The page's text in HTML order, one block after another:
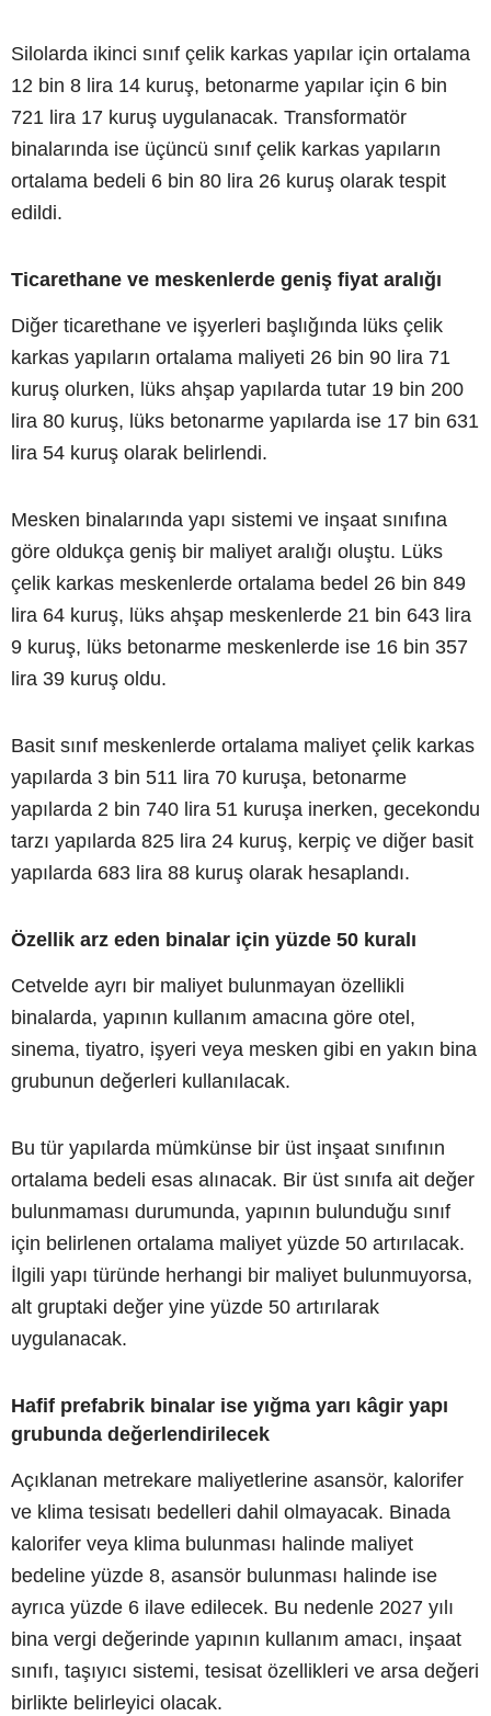
Silolarda ikinci sınıf çelik karkas yapılar için ortalama
12 bin 8 lira 14 kuruş, betonarme yapılar için 6 bin
721 lira 17 kuruş uygulanacak. Transformatör
binalarında ise üçüncü sınıf çelik karkas yapıların
ortalama bedeli 6 bin 80 lira 26 kuruş olarak tespit
edildi.
Ticarethane ve meskenlerde geniş fiyat aralığı
Diğer ticarethane ve işyerleri başlığında lüks çelik
karkas yapıların ortalama maliyeti 26 bin 90 lira 71
kuruş olurken, lüks ahşap yapılarda tutar 19 bin 200
lira 80 kuruş, lüks betonarme yapılarda ise 17 bin 631
lira 54 kuruş olarak belirlendi.
Mesken binalarında yapı sistemi ve inşaat sınıfına
göre oldukça geniş bir maliyet aralığı oluştu. Lüks
çelik karkas meskenlerde ortalama bedel 26 bin 849
lira 64 kuruş, lüks ahşap meskenlerde 21 bin 643 lira
9 kuruş, lüks betonarme meskenlerde ise 16 bin 357
lira 39 kuruş oldu.
Basit sınıf meskenlerde ortalama maliyet çelik karkas
yapılarda 3 bin 511 lira 70 kuruşa, betonarme
yapılarda 2 bin 740 lira 51 kuruşa inerken, gecekondu
tarzı yapılarda 825 lira 24 kuruş, kerpiç ve diğer basit
yapılarda 683 lira 88 kuruş olarak hesaplandı.
Özellik arz eden binalar için yüzde 50 kuralı
Cetvelde ayrı bir maliyet bulunmayan özellikli
binalarda, yapının kullanım amacına göre otel,
sinema, tiyatro, işyeri veya mesken gibi en yakın bina
grubunun değerleri kullanılacak.
Bu tür yapılarda mümkünse bir üst inşaat sınıfının
ortalama bedeli esas alınacak. Bir üst sınıfa ait değer
bulunmaması durumunda, yapının bulunduğu sınıf
için belirlenen ortalama maliyet yüzde 50 artırılacak.
İlgili yapı türünde herhangi bir maliyet bulunmuyorsa,
alt gruptaki değer yine yüzde 50 artırılarak
uygulanacak.
Hafif prefabrik binalar ise yığma yarı kâgir yapı
grubunda değerlendirilecek
Açıklanan metrekare maliyetlerine asansör, kalorifer
ve klima tesisatı bedelleri dahil olmayacak. Binada
kalorifer veya klima bulunması halinde maliyet
bedeline yüzde 8, asansör bulunması halinde ise
ayrıca yüzde 6 ilave edilecek. Bu nedenle 2027 yılı
bina vergi değerinde yapının kullanım amacı, inşaat
sınıfı, taşıyıcı sistemi, tesisat özellikleri ve arsa değeri
birlikte belirleyici olacak.